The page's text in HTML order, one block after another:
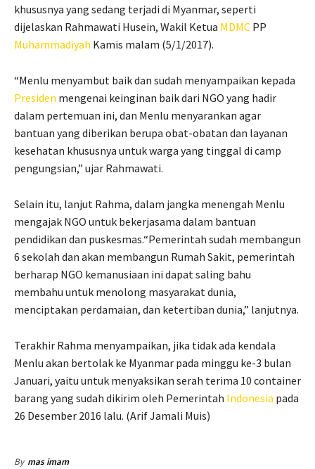
khususnya yang sedang terjadi di Myanmar, seperti
dijelaskan Rahmawati Husein, Wakil Ketua MDMC PP
Muhammadiyah Kamis malam (5/1/2017).
“Menlu menyambut baik dan sudah menyampaikan kepada
Presiden mengenai keinginan baik dari NGO yang hadir
dalam pertemuan ini, dan Menlu menyarankan agar
bantuan yang diberikan berupa obat-obatan dan layanan
kesehatan khususnya untuk warga yang tinggal di camp
pengungsian,” ujar Rahmawati.
Selain itu, lanjut Rahma, dalam jangka menengah Menlu
mengajak NGO untuk bekerjasama dalam bantuan
pendidikan dan puskesmas.“Pemerintah sudah membangun
6 sekolah dan akan membangun Rumah Sakit, pemerintah
berharap NGO kemanusiaan ini dapat saling bahu
membahu untuk menolong masyarakat dunia,
menciptakan perdamaian, dan ketertiban dunia,” lanjutnya.
Terakhir Rahma menyampaikan, jika tidak ada kendala
Menlu akan bertolak ke Myanmar pada minggu ke-3 bulan
Januari, yaitu untuk menyaksikan serah terima 10 container
barang yang sudah dikirim oleh Pemerintah Indonesia pada
26 Desember 2016 lalu. (Arif Jamali Muis)
By mas imam